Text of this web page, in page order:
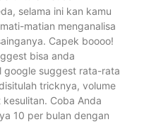
selama ini kan kamu
matian menganalisa
Capek boooo!
bisa anda
google suggest rata-rata
tricknya, volume
Coba Anda
10 per bulan dengan